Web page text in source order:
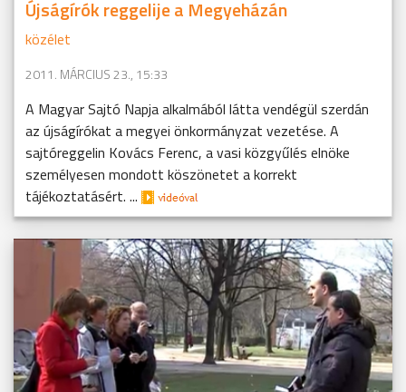
Újságírók reggelije a Megyeházán
közélet
2011. MÁRCIUS 23., 15:33
A Magyar Sajtó Napja alkalmából látta vendégül szerdán
az újságírókat a megyei önkormányzat vezetése. A
sajtóreggelin Kovács Ferenc, a vasi közgyűlés elnöke
személyesen mondott köszönetet a korrekt
tájékoztatásért. ...